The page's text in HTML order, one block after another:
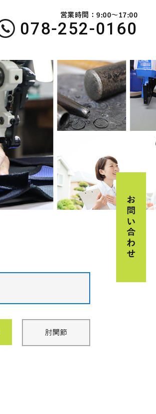
営業時間：9:00～17:00
078-252-0160
肘関節
お問い合わせ